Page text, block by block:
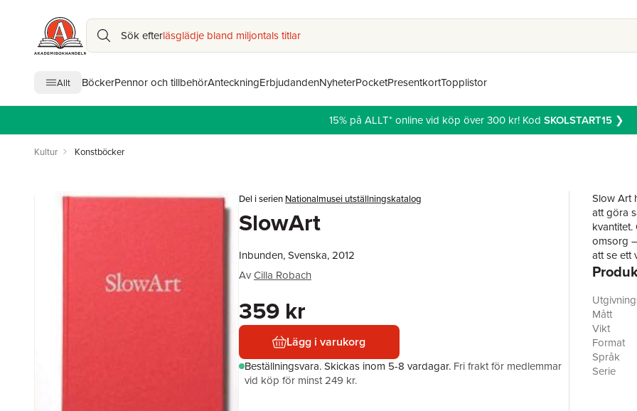
Sök efterläsglädje bland miljontals titlar
Allt BöckerPennor och tillbehörAnteckningErbjudandenNyheterPocketPresentkortTopplistor
15% på ALLT* online vid köp över 300 kr! Kod SKOLSTART15❯
Kultur Konstböcker
Del i serien Nationalmusei utställningskatalog
SlowArt
Inbunden, Svenska, 2012
AvCilla Robach
359 kr
Lägg i varukorg
Beställningsvara.Skickas inom 5-8 vardagar. Fri frakt för medlemmar
vid köp för minst 249 kr.
Slow Art
att göra
omsorg
att se ett
grad
Slow Art
när hon i
sin
för
2005 var
Mått
Vikt
Format
Språk
Serie